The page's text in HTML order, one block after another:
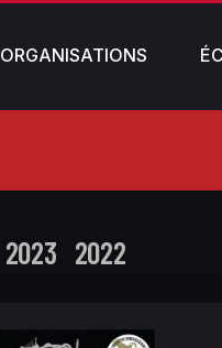
ORGANISATIONS
2023 2022